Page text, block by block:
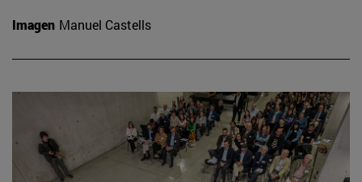
Imagen Manuel Castells